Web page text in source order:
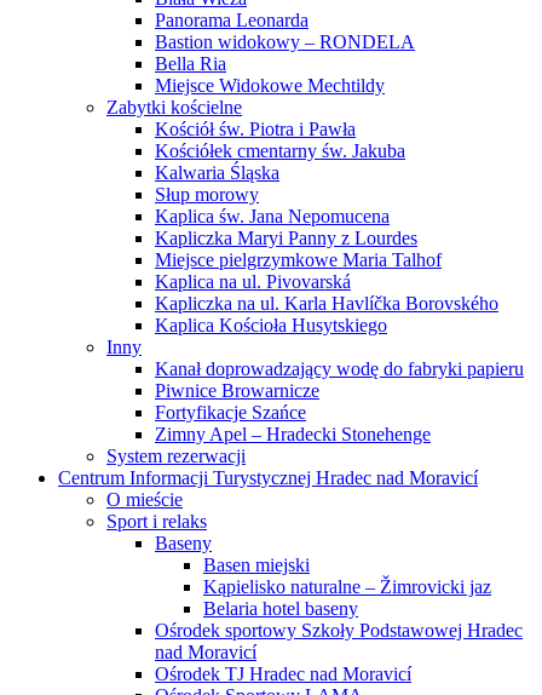
Panorama Leonarda
Bastion widokowy – RONDELA
Bella Ria
Miejsce Widokowe Mechtildy
Zabytki kościelne
Kościół św. Piotra i Pawła
Kościółek cmentarny św. Jakuba
Kalwaria Śląska
Słup morowy
Kaplica św. Jana Nepomucena
Kapliczka Maryi Panny z Lourdes
Miejsce pielgrzymkowe Maria Talhof
Kaplica na ul. Pivovarská
Kapliczka na ul. Karla Havlíčka Borovského
Kaplica Kościoła Husytskiego
Inny
Kanał doprowadzający wodę do fabryki papieru
Piwnice Browarnicze
Fortyfikacje Szańce
Zimny Apel – Hradecki Stonehenge
System rezerwacji
Centrum Informacji Turystycznej Hradec nad Moravicí
O mieście
Sport i relaks
Baseny
Basen miejski
Kąpielisko naturalne – Žimrovicki jaz
Belaria hotel baseny
Ośrodek sportowy Szkoły Podstawowej Hradec
nad Moravicí
Ośrodek TJ Hradec nad Moravicí